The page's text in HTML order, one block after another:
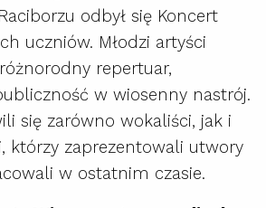
odbył się Koncert
uczniów. Młodzi artyści
repertuar,
w wiosenny nastrój.
się zarówno wokaliści, jak i
którzy zaprezentowali utwory
w ostatnim czasie.